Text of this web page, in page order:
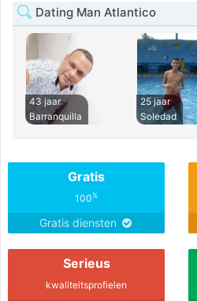
Dating Man Atlantico
43 jaar
Barranquilla
25 jaar
Soledad
Gratis
100%
Gratis diensten
Serieus
kwaliteitsprofielen